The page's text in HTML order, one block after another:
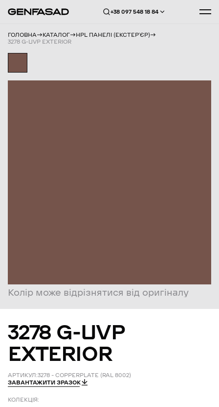
+38 097 548 18 84
ГОЛОВНА КАТАЛОГ
HPL ПАНЕЛІ (ЕКСТЕРʼЄР)
3278 G-UVP EXTERIOR
Колір може відрізнятися від оригіналу
3278 G-UVP
EXTERIOR
АРТИКУЛ:3278 – COPPERPLATE (RAL 8002)
ЗАВАНТАЖИТИ ЗРАЗОК
КОЛЕКЦІЯ: